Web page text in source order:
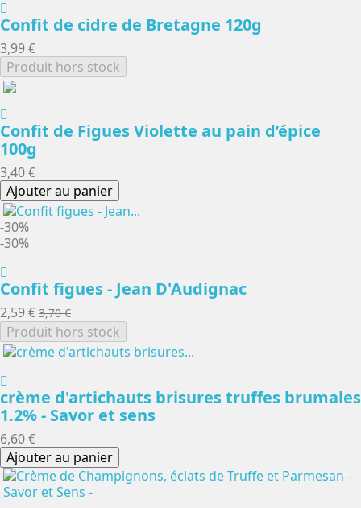
Confit de cidre de Bretagne 120g
3,99 €
Produit hors stock
Confit de Figues Violette au pain d’épice
100g
3,40 €
Ajouter au panier
-30%
-30%
Confit figues - Jean D'Audignac
2,59 € 3,70 €
Produit hors stock
crème d'artichauts brisures truffes brumales
1.2% - Savor et sens
6,60 €
Ajouter au panier